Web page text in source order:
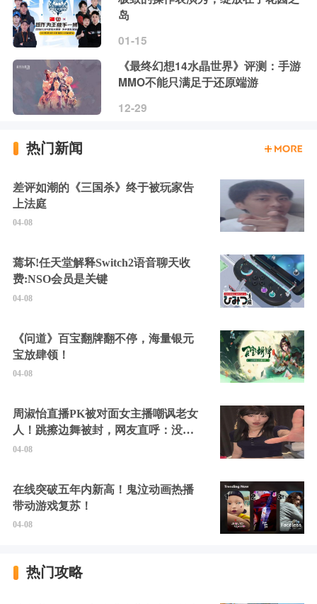
岛
01-15
《最终幻想14水晶世界》评测：手游
MMO不能只满足于还原端游
12-29
热门新闻
差评如潮的《三国杀》终于被玩家告
上法庭
04-08
蔫坏!任天堂解释Switch2语音聊天收
费:NSO会员是关键
04-08
《问道》百宝翻牌翻不停，海量银元
宝放肆领！
04-08
周淑怡直播PK被对面女主播嘲讽老女
人！跳擦边舞被封，网友直呼：没边
硬擦封的好！
04-08
在线突破五年内新高！鬼泣动画热播
带动游戏复苏！
04-08
热门攻略